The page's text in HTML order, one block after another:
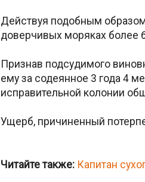
Действуя подобным
доверчивых моряках более
Признав подсудимого
ему за содеянное 3 года 4
исправительной колонии
Ущерб, причиненный
Читайте также: Капитан